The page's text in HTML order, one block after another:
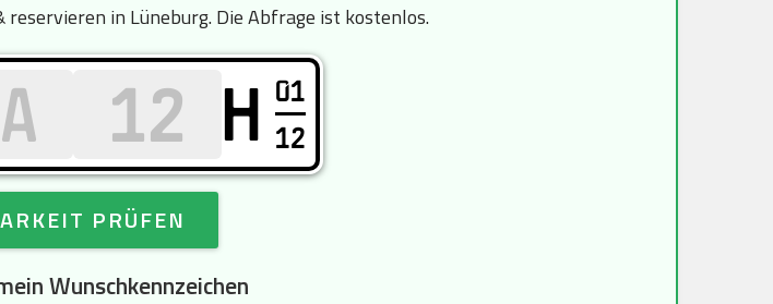
in Lüneburg. Die Abfrage ist kostenlos.
H 01
12
PRÜFEN
Wunschkennzeichen